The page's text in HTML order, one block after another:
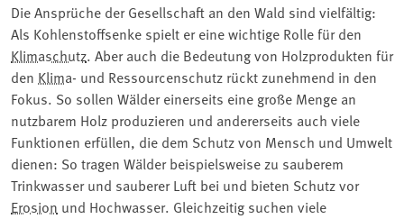
Die Ansprüche der Gesellschaft an den Wald sind vielfältig:
Als Kohlenstoffsenke spielt er eine wichtige Rolle für den
Klimaschutz. Aber auch die Bedeutung von Holzprodukten für
den Klima- und Ressourcenschutz rückt zunehmend in den
Fokus. So sollen Wälder einerseits eine große Menge an
nutzbarem Holz produzieren und andererseits auch viele
Funktionen erfüllen, die dem Schutz von Mensch und Umwelt
dienen: So tragen Wälder beispielsweise zu sauberem
Trinkwasser und sauberer Luft bei und bieten Schutz vor
Erosion und Hochwasser. Gleichzeitig suchen viele